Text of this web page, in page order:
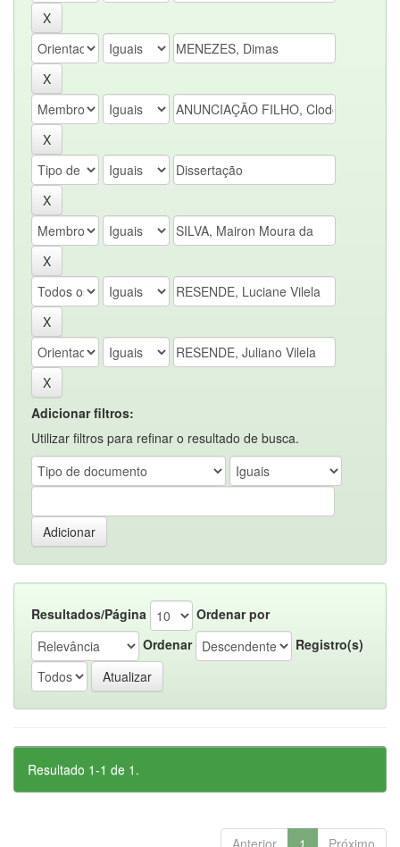
Adicionar filtros:
Utilizar filtros para refinar o resultado de busca.
Resultados/Página
Ordenar por
Ordenar
Registro(s)
Resultado 1-1 de 1.
Anterior 1 Próximo